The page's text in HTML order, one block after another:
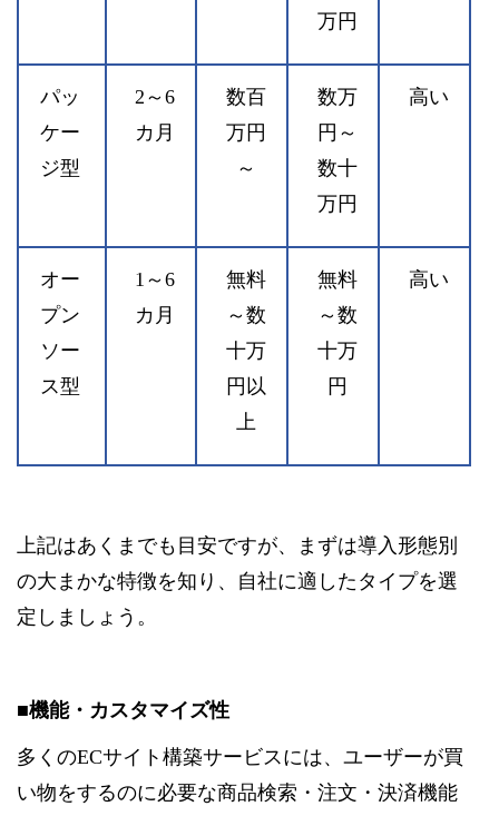
万円
パッ
ケー
ジ型
2～6
カ月
数百
万円
～
数万
円～
数十
万円
高い
オー
プン
ソー
ス型
1～6
カ月
無料
～数
十万
円以
上
無料
～数
十万
円
高い
上記はあくまでも目安ですが、まずは導入形態別
の大まかな特徴を知り、自社に適したタイプを選
定しましょう。
■機能・カスタマイズ性
多くのECサイト構築サービスには、ユーザーが買
い物をするのに必要な商品検索・注文・決済機能